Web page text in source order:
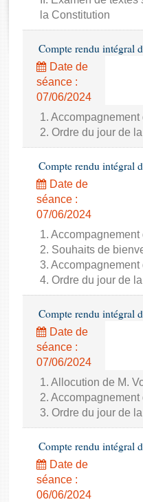
Rapports d'enquête
Rapports législatifs
Baromètre de l’application
Dossiers législatifs
Questions écrites et orales
la Constitution
Compte rendu intégral
Date de
séance :
07/06/2024
1.
2. Ordre du jour de
Compte rendu intégral
Date de
séance :
07/06/2024
1.
2. Souhaits de
3.
4. Ordre du jour de
Compte rendu intégral
Date de
séance :
07/06/2024
1. Allocution de M.
2.
3. Ordre du jour de
Compte rendu intégral
Date de
séance :
06/06/2024